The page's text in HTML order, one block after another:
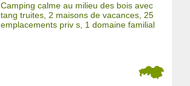
Camping calme au milieu des bois avec
tang truites, 2 maisons de vacances, 25
emplacements priv s, 1 domaine familial